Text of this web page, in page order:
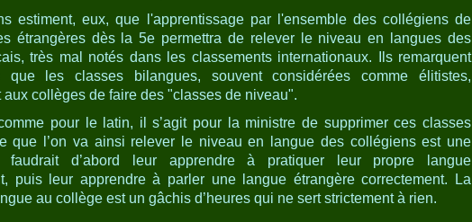
estiment, eux, que l'apprentissage par l'ensemble des collégiens de
étrangères dès la 5e permettra de relever le niveau en langues des
très mal notés dans les classements internationaux. Ils remarquent
que les classes bilangues, souvent considérées comme élitistes,
aux collèges de faire des "classes de niveau".
pour le latin, il s’agit pour la ministre de supprimer ces classes
que l’on va ainsi relever le niveau en langue des collégiens est une
faudrait d’abord leur apprendre à pratiquer leur propre langue
puis leur apprendre à parler une langue étrangère correctement. La
au collège est un gâchis d’heures qui ne sert strictement à rien.